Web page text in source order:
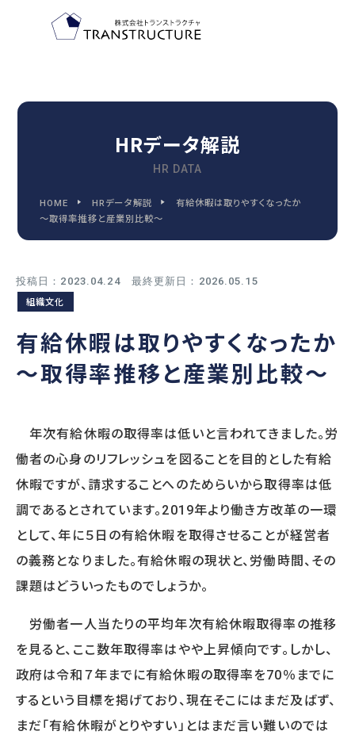
TOP-PAGE
FEATURE
トランストラクチャの特徴
2030
人事管理の9つの領域
提供サービス
人事アナリシスレポート®
スマートアセスメント®
人材アセスメント
360度診断
人事制度設計
人事制度移行
人事制度運用
人材開発
人材育成方針策定
教育研修の企画・実施
雇用調整施策・
WORKS
HRデータ解説
HR DATA
HOME HRデータ解説
有給休暇は取りやすくなったか
～取得率推移と産業別比較～
投稿日：2023.04.24 最終更新日：2026.05.15
組織文化
有給休暇は取りやすくなったか
～取得率推移と産業別比較～
年次有給休暇の取得率は低いと言われてきました。労
働者の心身のリフレッシュを図ることを目的とした有給
休暇ですが、請求することへのためらいから取得率は低
調であるとされています。2019年より働き方改革の一環
として、年に５日の有給休暇を取得させることが経営者
の義務となりました。有給休暇の現状と、労働時間、その
課題はどういったものでしょうか。
労働者一人当たりの平均年次有給休暇取得率の推移
を見ると、ここ数年取得率はやや上昇傾向です。しかし、
政府は令和７年までに有給休暇の取得率を70％までに
するという目標を掲げており、現在そこにはまだ及ばず、
まだ「有給休暇がとりやすい」とはまだ言い難いのでは